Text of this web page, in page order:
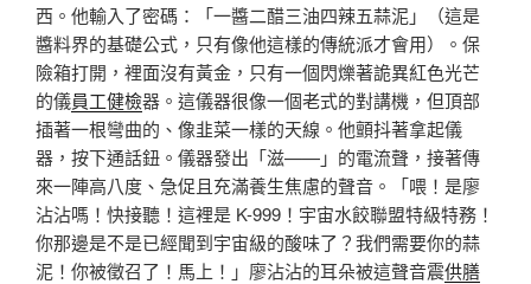
西。他輸入了密碼：「一醬二醋三油四辣五蒜泥」（這是
醬料界的基礎公式，只有像他這樣的傳統派才會用）。保
險箱打開，裡面沒有黃金，只有一個閃爍著詭異紅色光芒
的儀員工健檢器。這儀器很像一個老式的對講機，但頂部
插著一根彎曲的、像韭菜一樣的天線。他顫抖著拿起儀
器，按下通話鈕。儀器發出「滋——」的電流聲，接著傳
來一陣高八度、急促且充滿養生焦慮的聲音。「喂！是廖
沾沾嗎！快接聽！這裡是 K-999！宇宙水餃聯盟特級特務！
你那邊是不是已經聞到宇宙級的酸味了？我們需要你的蒜
泥！你被徵召了！馬上！」廖沾沾的耳朵被這聲音震供膳